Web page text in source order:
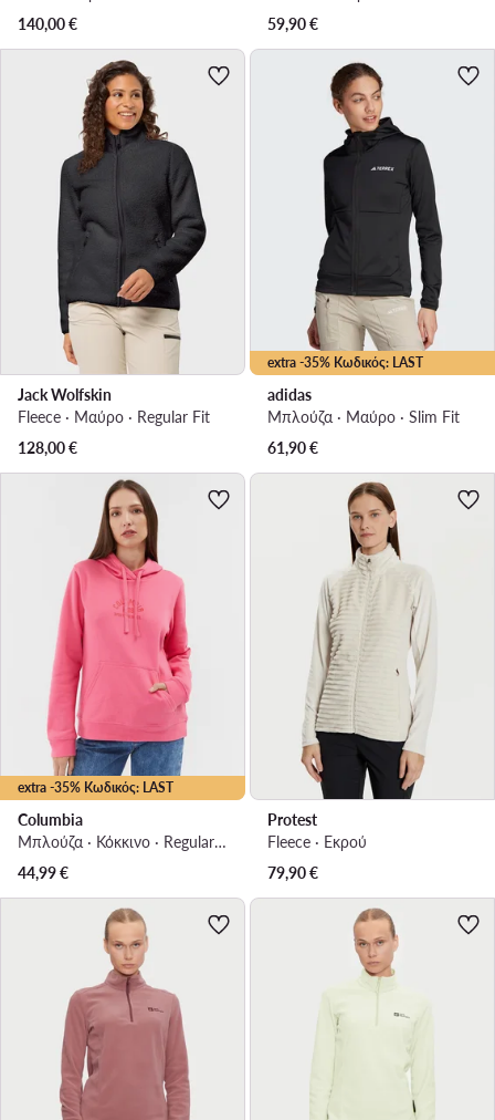
140,00€
59,90€
Jack Wolfskin
Fleece · Μαύρο · Regular Fit
128,00€
extra -35% Κωδικός: LAST
adidas
Μπλούζα · Μαύρο · Slim Fit
61,90€
extra -35% Κωδικός: LAST
Columbia
Μπλούζα · Κόκκινο · Regular Fit
44,99€
Protest
Fleece · Εκρού
79,90€